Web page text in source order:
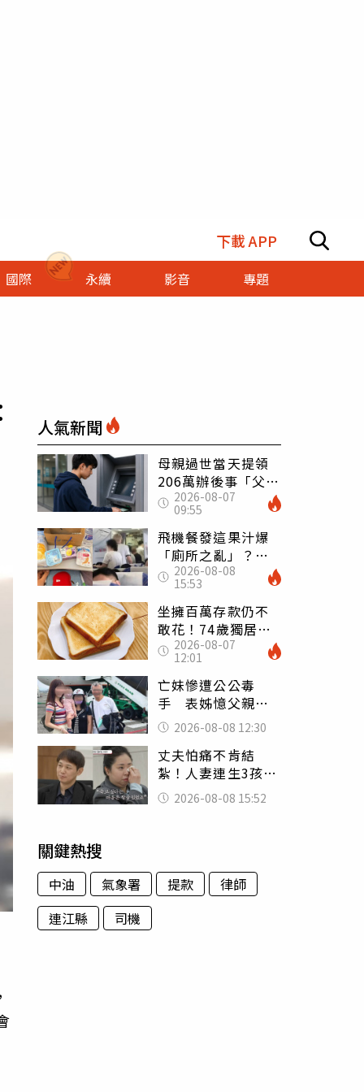
下載 APP
國際 永續 影音 專題
人氣新聞
母親過世當天提領
206萬辦後事「父子
遭判刑」 律師：
搶錢先下手是罪
2026-08-07
09:55
飛機餐發這果汁爆
「廁所之亂」？乘
客崩潰：差點丟大
臉 醫揭3類人別亂
喝
2026-08-08
15:53
坐擁百萬存款仍不
敢花！74歲獨居翁
「1餐只吃1片吐
司」 半年後暴瘦
嚇壞女兒
2026-08-07
12:01
亡妹慘遭公公毒
手 表姊憶父親節
前夕：小舅舅仍到
殯儀館陪她說話
2026-08-08 12:30
丈夫怕痛不肯結
紮！人妻連生3孩
控遭家暴淚喊：真
的好累
2026-08-08 15:52
關鍵熱搜
中油 氣象署 提款
律師
連江縣
司機